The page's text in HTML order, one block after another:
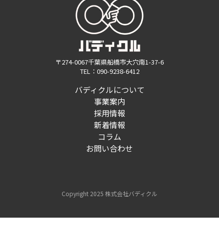
〒274-0067千葉県船橋市大穴南1-37-6
TEL：090-9238-6412
バディクルについて
事業案内
採用情報
新着情報
コラム
お問い合わせ
Copyright 2025 株式会社バディクル